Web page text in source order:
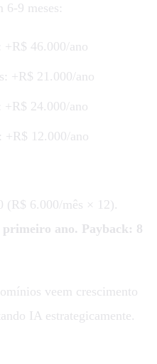
6-9 meses:
+R$ 46.000/ano
+R$ 21.000/ano
+R$ 24.000/ano
+R$ 12.000/ano
(R$ 6.000/mês × 12).
ano. Payback: 8
veem crescimento
IA estrategicamente.